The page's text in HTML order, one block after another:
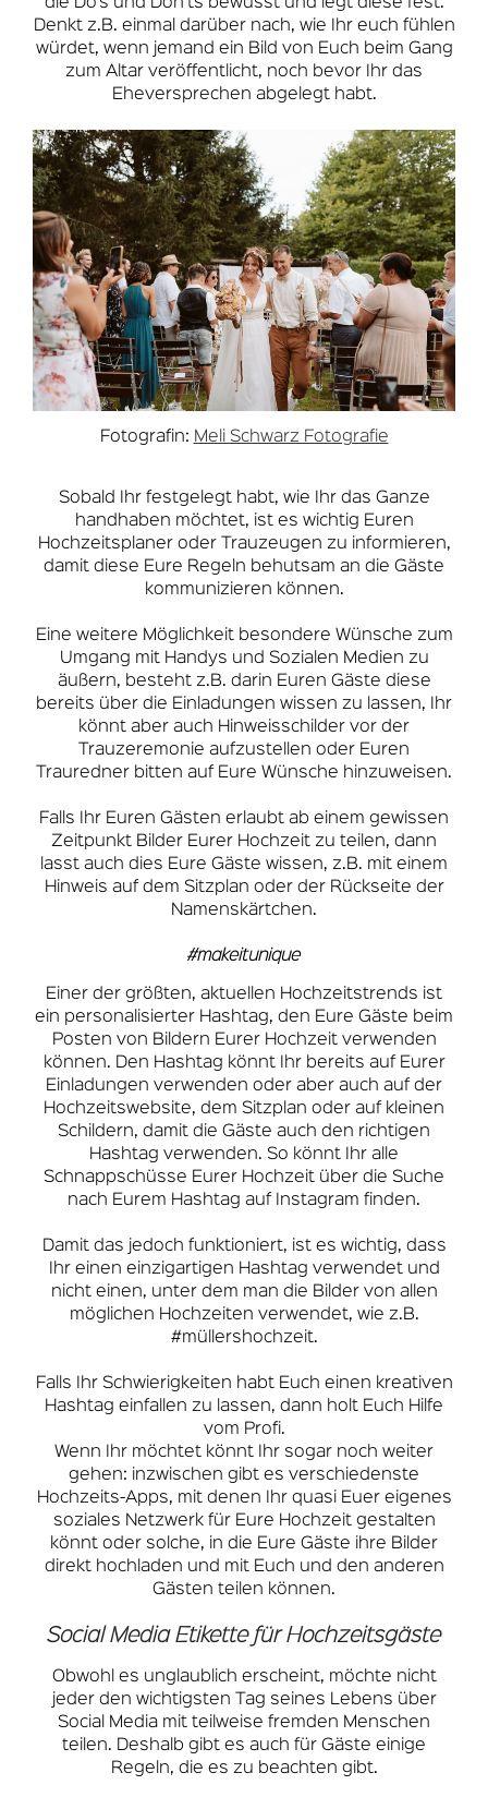
Denkt z.B. einmal darüber nach, wie Ihr euch fühlen
würdet, wenn jemand ein Bild von Euch beim Gang
zum Altar veröffentlicht, noch bevor Ihr das
Eheversprechen abgelegt habt.
Fotografin: Meli Schwarz Fotografie
Sobald Ihr festgelegt habt, wie Ihr das Ganze
handhaben möchtet, ist es wichtig Euren
Hochzeitsplaner oder Trauzeugen zu informieren,
damit diese Eure Regeln behutsam an die Gäste
kommunizieren können.
Eine weitere Möglichkeit besondere Wünsche zum
Umgang mit Handys und Sozialen Medien zu
äußern, besteht z.B. darin Euren Gäste diese
bereits über die Einladungen wissen zu lassen, Ihr
könnt aber auch Hinweisschilder vor der
Trauzeremonie aufzustellen oder Euren
Trauredner bitten auf Eure Wünsche hinzuweisen.
Falls Ihr Euren Gästen erlaubt ab einem gewissen
Zeitpunkt Bilder Eurer Hochzeit zu teilen, dann
lasst auch dies Eure Gäste wissen, z.B. mit einem
Hinweis auf dem Sitzplan oder der Rückseite der
Namenskärtchen.
#makeitunique
Einer der größten, aktuellen Hochzeitstrends ist
ein personalisierter Hashtag, den Eure Gäste beim
Posten von Bildern Eurer Hochzeit verwenden
können. Den Hashtag könnt Ihr bereits auf Eurer
Einladungen verwenden oder aber auch auf der
Hochzeitswebsite, dem Sitzplan oder auf kleinen
Schildern, damit die Gäste auch den richtigen
Hashtag verwenden. So könnt Ihr alle
Schnappschüsse Eurer Hochzeit über die Suche
nach Eurem Hashtag auf Instagram finden.
Damit das jedoch funktioniert, ist es wichtig, dass
Ihr einen einzigartigen Hashtag verwendet und
nicht einen, unter dem man die Bilder von allen
möglichen Hochzeiten verwendet, wie z.B.
#müllershochzeit.
Falls Ihr Schwierigkeiten habt Euch einen kreativen
Hashtag einfallen zu lassen, dann holt Euch Hilfe
vom Profi.
Wenn Ihr möchtet könnt Ihr sogar noch weiter
gehen: inzwischen gibt es verschiedenste
Hochzeits-Apps, mit denen Ihr quasi Euer eigenes
soziales Netzwerk für Eure Hochzeit gestalten
könnt oder solche, in die Eure Gäste ihre Bilder
direkt hochladen und mit Euch und den anderen
Gästen teilen können.
Social Media Etikette für Hochzeitsgäste
Obwohl es unglaublich erscheint, möchte nicht
jeder den wichtigsten Tag seines Lebens über
Social Media mit teilweise fremden Menschen
teilen. Deshalb gibt es auch für Gäste einige
Regeln, die es zu beachten gibt.